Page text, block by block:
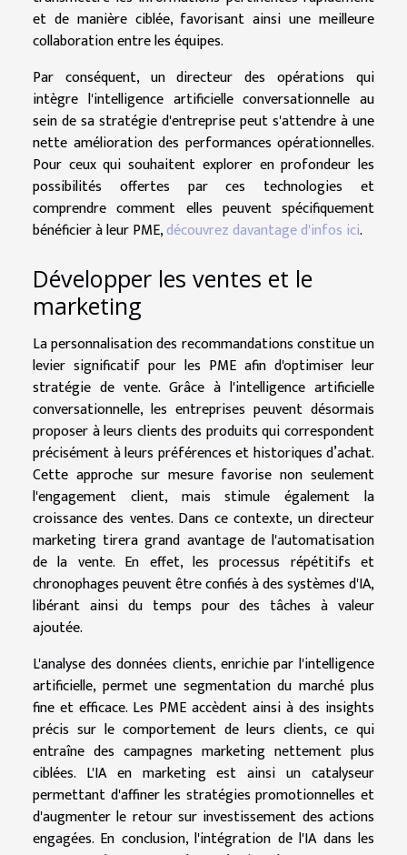
et de manière ciblée, favorisant ainsi une meilleure
collaboration entre les équipes.
Par conséquent, un directeur des opérations qui
intègre l'intelligence artificielle conversationnelle au
sein de sa stratégie d'entreprise peut s'attendre à une
nette amélioration des performances opérationnelles.
Pour ceux qui souhaitent explorer en profondeur les
possibilités offertes par ces technologies et
comprendre comment elles peuvent spécifiquement
bénéficier à leur PME,découvrez davantage d'infos ici.
Développer les ventes et le
marketing
La personnalisation des recommandations constitue un
levier significatif pour les PME afin d'optimiser leur
stratégie de vente. Grâce à l'intelligence artificielle
conversationnelle, les entreprises peuvent désormais
proposer à leurs clients des produits qui correspondent
précisément à leurs préférences et historiques d’achat.
Cette approche sur mesure favorise non seulement
l'engagement client, mais stimule également la
croissance des ventes. Dans ce contexte, un directeur
marketing tirera grand avantage de l'automatisation
de la vente. En effet, les processus répétitifs et
chronophages peuvent être confiés à des systèmes d'IA,
libérant ainsi du temps pour des tâches à valeur
ajoutée.
L'analyse des données clients, enrichie par l'intelligence
artificielle, permet une segmentation du marché plus
fine et efficace. Les PME accèdent ainsi à des insights
précis sur le comportement de leurs clients, ce qui
entraîne des campagnes marketing nettement plus
ciblées. L'IA en marketing est ainsi un catalyseur
permettant d'affiner les stratégies promotionnelles et
d'augmenter le retour sur investissement des actions
engagées. En conclusion, l'intégration de l'IA dans les